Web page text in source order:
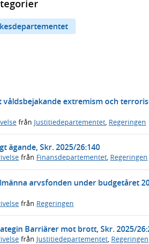
extremism och
från Justitiedepartementet Regeringen
ägande, Skr. 2025/26:140
från Finansdepartementet, Regeringen
arvsfonden under budgetåret
från Regeringen
Barriärer mot brott, Skr. 2025/
från Justitiedepartementet Regeringen